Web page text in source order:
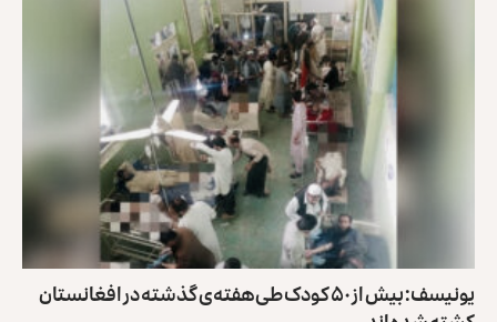
یونیسف: بیش از ۵۰ کودک طی هفته‌ی گذشته در افغانستان